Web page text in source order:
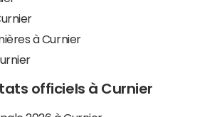
à Curnier
officiels à Curnier